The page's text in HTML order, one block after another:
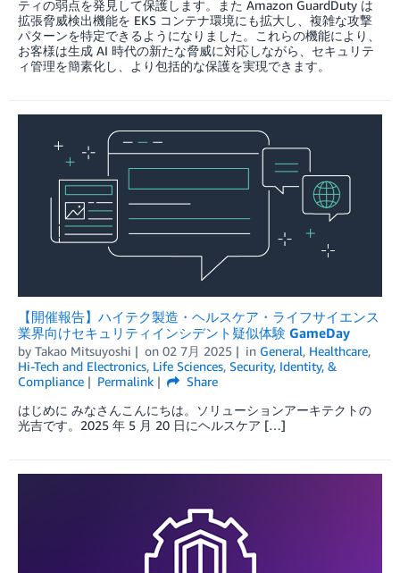
ティの弱点を発見して保護します。また Amazon GuardDuty は
拡張脅威検出機能を EKS コンテナ環境にも拡大し、複雑な攻撃
パターンを特定できるようになりました。これらの機能により、
お客様は生成 AI 時代の新たな脅威に対応しながら、セキュリテ
ィ管理を簡素化し、より包括的な保護を実現できます。
【開催報告】ハイテク製造・ヘルスケア・ライフサイエンス
業界向けセキュリティインシデント疑似体験 GameDay
by Takao Mitsuyoshi on 02 7月 2025 in General, Healthcare,
Hi-Tech and Electronics, Life Sciences, Security, Identity, &
Compliance
Permalink
Share
はじめに みなさんこんにちは。ソリューションアーキテクトの
光吉です。2025 年 5 月 20 日にヘルスケア […]